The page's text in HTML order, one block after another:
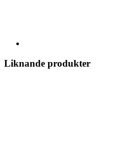
Liknande produkter